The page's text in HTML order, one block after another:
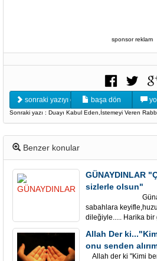
sponsor reklam
sonraki yazıyı oku başa dön
Sonraki yazı : Duayı Kabul Eden,İstemeyi Veren
Benzer konular
GÜNAYDINLAR
sizlerle olsun"
sabahlara
dileğiyle..... Harika bir
Allah Der
onu senden
Allah der ki "Kimi